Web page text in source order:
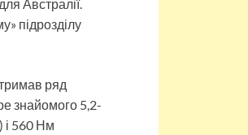
Австралії.
підрозділу
ряд
знайомого 5,2-
і 560 Нм